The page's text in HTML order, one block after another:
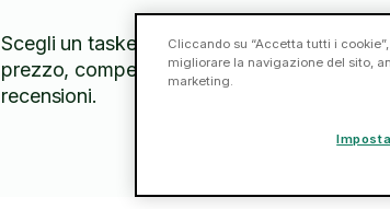
Scegli un tasker in base a
prezzo, competenze e
recensioni.
2
Cliccando su “Accetta tutti i
migliorare la navigazione del sito,
marketing.